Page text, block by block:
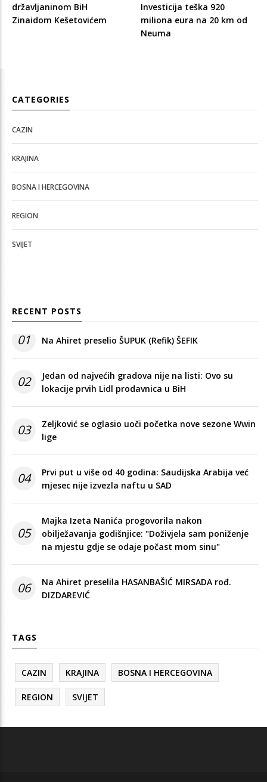
državljaninom BiH
Zinaidom Kešetovićem
Investicija teška 920
miliona eura na 20 km od
Neuma
CATEGORIES
CAZIN
KRAJINA
BOSNA I HERCEGOVINA
REGION
SVIJET
RECENT POSTS
01 Na Ahiret preselio ŠUPUK (Refik) ŠEFIK
02
Jedan od najvećih gradova nije na listi: Ovo su
lokacije prvih Lidl prodavnica u BiH
03
Zeljković se oglasio uoči početka nove sezone Wwin
lige
04
Prvi put u više od 40 godina: Saudijska Arabija već
mjesec nije izvezla naftu u SAD
05
Majka Izeta Nanića progovorila nakon
obilježavanja godišnjice: "Doživjela sam poniženje
na mjestu gdje se odaje počast mom sinu"
06
Na Ahiret preselila HASANBAŠIĆ MIRSADA rođ.
DIZDAREVIĆ
TAGS
CAZIN KRAJINA BOSNA I HERCEGOVINA
REGION SVIJET